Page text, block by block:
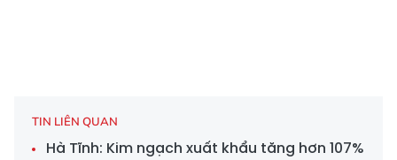
TIN LIÊN QUAN
Hà Tĩnh: Kim ngạch xuất khẩu tăng hơn 107%